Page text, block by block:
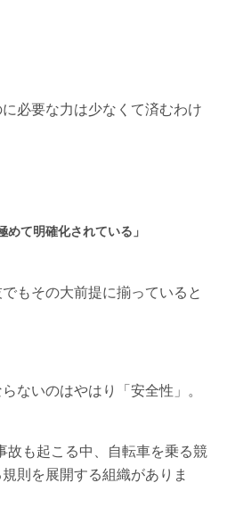
必要な力は少なくて済むわけ
めて明確化されている」
もその大前提に揃っていると
ないのはやはり「安全性」。
故も起こる中、自転車を乗る競
則を展開する組織がありま